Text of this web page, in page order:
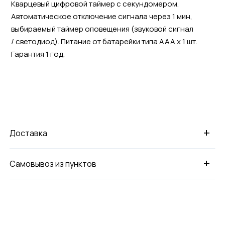
Кварцевый цифровой таймер c секундомером.
Автоматическое отключение сигнала через 1 мин,
выбираемый таймер оповещения (звуковой сигнал
/ светодиод). Питание от батарейки типа ААА х 1 шт.
Гарантия 1 год.
+
Доставка
+
Самовывоз из пунктов